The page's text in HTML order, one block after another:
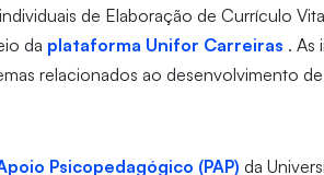
de Elaboração de Currículo
da plataforma Unifor Carreiras . As
relacionados ao desenvolvimento
Psicopedagógico (PAP) da